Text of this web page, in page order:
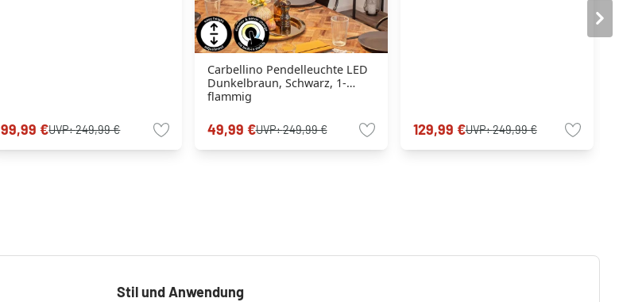
99,99 €UVP:249,99 €
Carbellino Pendelleuchte LED
Dunkelbraun, Schwarz, 1-
flammig
49,99 €UVP:249,99 € 129,99 €UVP:249,99 €
Stil und Anwendung